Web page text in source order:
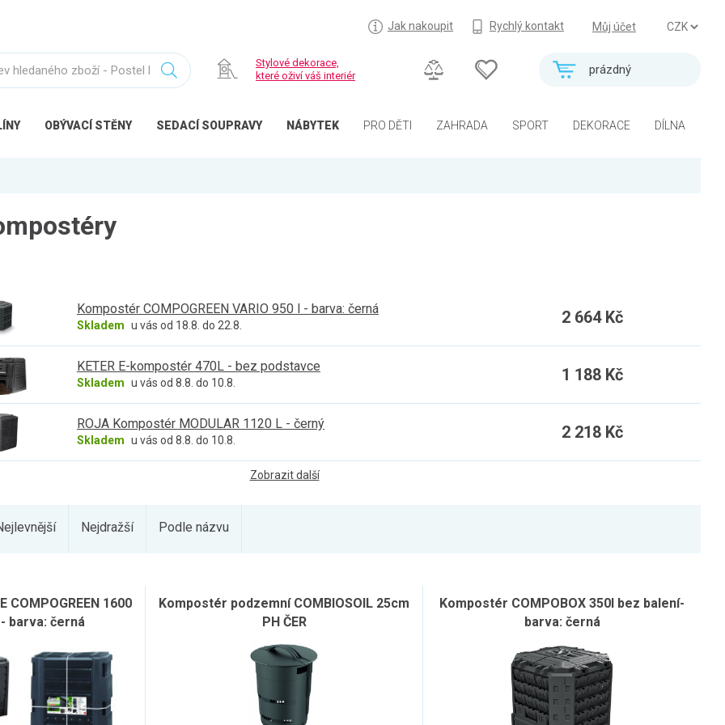
Můj účet
Jak nakoupit Rychlý kontakt
prázdný
Stylové dekorace,
které oživí váš interiér
OBÝVACÍ STĚNY SEDACÍ SOUPRAVY NÁBYTEK PRO DĚTI ZAHRADA SPORT DEKORACE DÍLNA
Kompostér COMPOGREEN VARIO 950 l - barva: černá
Skladem u vás od 18.8. do 22.8. 2 664 Kč
KETER E-kompostér 470L - bez podstavce
Skladem u vás od 8.8. do 10.8. 1 188 Kč
ROJA Kompostér MODULAR 1120 L - černý
Skladem u vás od 8.8. do 10.8. 2 218 Kč
Zobrazit další
Nejdražší Podle názvu
COMPOGREEN 1600
barva: černá
Kompostér podzemní COMBIOSOIL 25cm
PH ČER
Kompostér COMPOBOX 350l bez balení-
barva: černá